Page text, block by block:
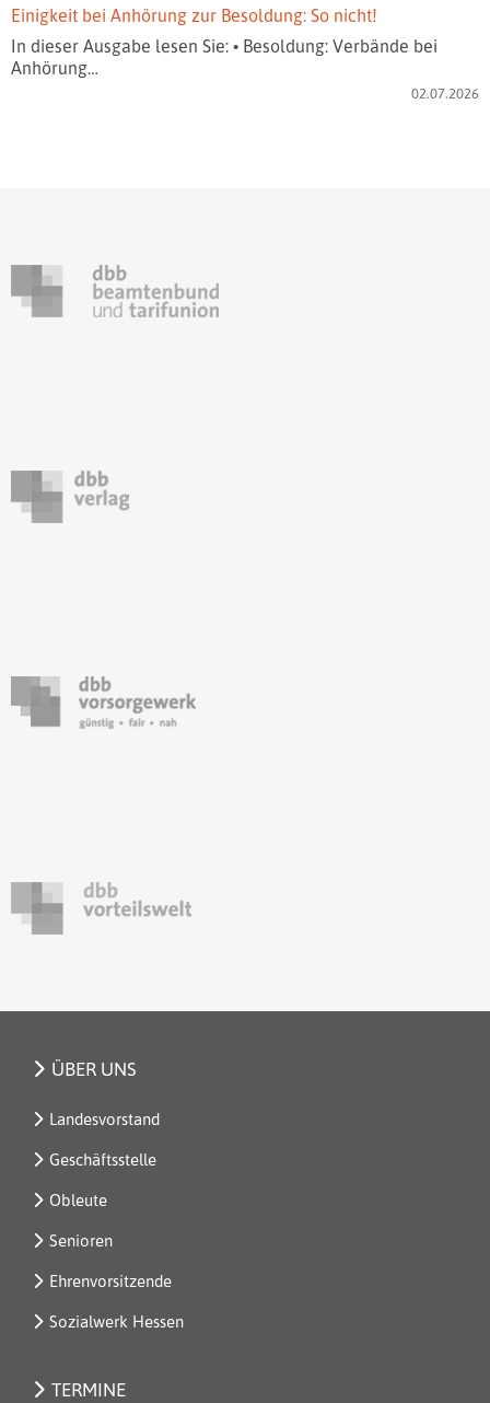
Einigkeit bei Anhörung zur Besoldung: So nicht!
In dieser Ausgabe lesen Sie: • Besoldung: Verbände bei
Anhörung…
02.07.2026
ÜBER UNS
Landesvorstand
Geschäftsstelle
Obleute
Senioren
Ehrenvorsitzende
Sozialwerk Hessen
TERMINE